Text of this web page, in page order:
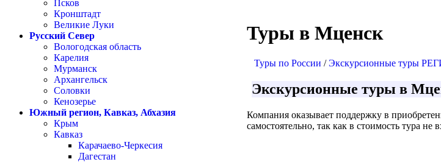
Псков
Кронштадт
Великие Луки
Русский Север
Вологодская область
Карелия
Мурманск
Архангельск
Соловки
Кенозерье
Южный регион, Кавказ, Абхазия
Крым
Кавказ
Карачаево-Черкесия
Дагестан
Туры в Мценск
Туры по России /Экскурсионные туры
Экскурсионные туры в
Компания оказывает поддержку в
самостоятельно, так как в стоимость тура не